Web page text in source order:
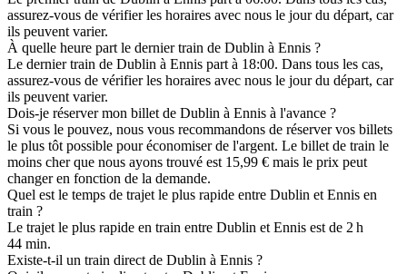
assurez-vous de vérifier les horaires avec nous le jour du départ, car
ils peuvent varier.
À quelle heure part le dernier train de Dublin à Ennis ?
Le dernier train de Dublin à Ennis part à 18:00. Dans tous les cas,
assurez-vous de vérifier les horaires avec nous le jour du départ, car
ils peuvent varier.
Dois-je réserver mon billet de Dublin à Ennis à l'avance ?
Si vous le pouvez, nous vous recommandons de réserver vos billets
le plus tôt possible pour économiser de l'argent. Le billet de train le
moins cher que nous ayons trouvé est 15,99 € mais le prix peut
changer en fonction de la demande.
Quel est le temps de trajet le plus rapide entre Dublin et Ennis en
train ?
Le trajet le plus rapide en train entre Dublin et Ennis est de 2 h
44 min.
Existe-t-il un train direct de Dublin à Ennis ?